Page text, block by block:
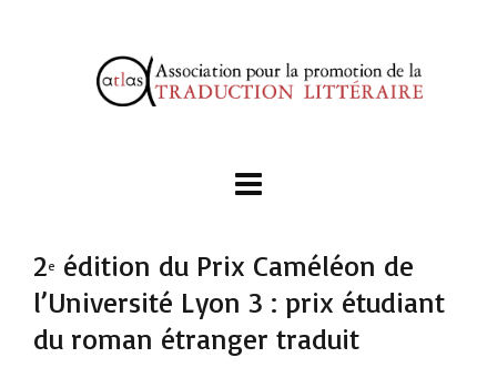
2e
édition du Prix Caméléon de
l’Université Lyon 3 : prix étudiant
du roman étranger traduit